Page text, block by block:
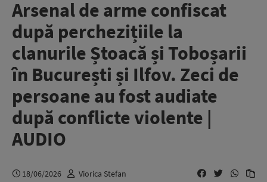
Arsenal de arme confiscat
după perchezițiile la
clanurile Ștoacă și Toboșarii
în București și Ilfov. Zeci de
persoane au fost audiate
după conflicte violente |
AUDIO
18/06/2026 Viorica Stefan